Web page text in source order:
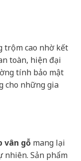
trộm cao nhờ kết
toàn, hiện đại
tính bảo mật
cho những gia
vân gỗ mang lại
nhiên. Sản phẩm